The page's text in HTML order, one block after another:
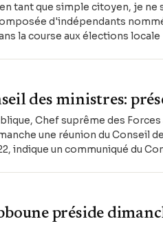
tant que simple citoyen, je
d'indépendants
la course aux élections locale
des ministres:
Chef suprême des
une réunion du Conseil
indique un communiqué du
préside